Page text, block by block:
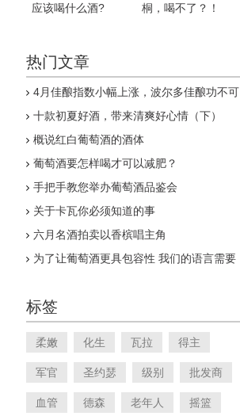
应该喝什么酒?
桐，喝不了？！
热门文章
4月佳酿指数小幅上涨，波尔多佳酿功不可
十款初夏好酒，带来清爽好心情（下）
概说红白葡萄酒的酒体
葡萄酒要怎样喝才可以减肥？
手把手教您举办葡萄酒品鉴会
关于卡瓦你必须知道的事
六月名酒拍卖以香槟唱主角
为了让葡萄酒更具包容性 我们的语言需要
标签
柔嫩 化生 瓦拉 得主
军官 圣约瑟 级别 批发商
血管 德森 老年人 摇篮